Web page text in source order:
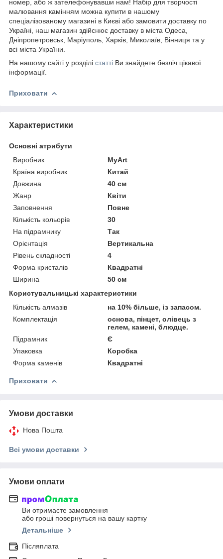
номер, або ж зателефонувавши нам! Набір для творчості
малювання камінням можна купити в нашому
спеціалізованому магазині в Києві або замовити доставку по
Україні, наш магазин здійснює доставку в міста Одеса,
Дніпропетровськ, Маріуполь, Харків, Миколаїв, Вінниця та у
всі міста України.
На нашому сайті у розділі статті Ви знайдете безліч цікавої
інформації.
Приховати
Характеристики
Основні атрибути
Виробник
MyArt
Країна виробник
Китай
Довжина
40 см
Жанр
Квіти
Заповнення
Повне
Кількість кольорів
30
На підрамнику
Так
Орієнтація
Вертикальна
Рівень складності
4
Форма кристалів
Квадратні
Ширина
50 см
Користувальницькі характеристики
Кількість алмазів
на 10% більше, із запасом.
Комплектація
основа, пінцет, олівець з
гелем, камені, блюдце.
Підрамник
Є
Упаковка
Коробка
Форма каменів
Квадратні
Приховати
Умови доставки
Нова Пошта
Всі умови доставки
Умови оплати
Ви отримаєте замовлення
або гроші повернуться на вашу картку
Детальніше
Післяплата